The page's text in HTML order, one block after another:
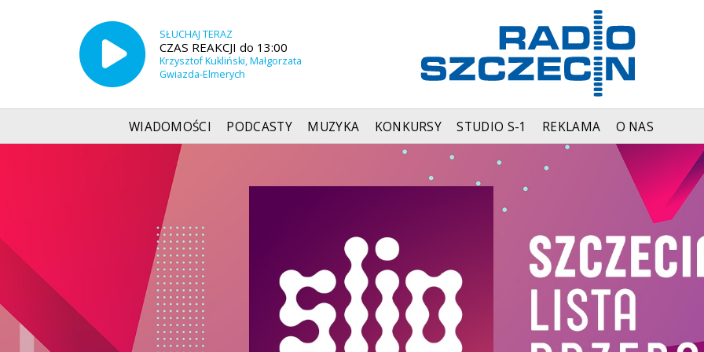
SŁUCHAJ TERAZ
CZAS REAKCJI do 13:00
Krzysztof Kukliński, Małgorzata
Gwiazda-Elmerych
WIADOMOŚCI PODCASTY MUZYKA KONKURSY STUDIO S-1 REKLAMA O NAS